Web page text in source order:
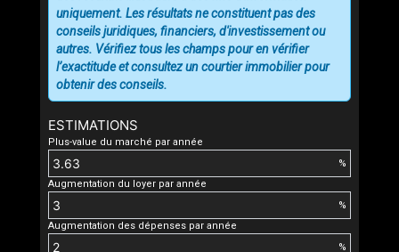
ESTIMATIONS
Plus-value du marché par année
%
Augmentation du loyer par année
%
Augmentation des dépenses par année
%
uniquement. Les résultats ne constituent pas des
conseils juridiques, financiers, d'investissement ou
autres. Vérifiez tous les champs pour en vérifier
l’exactitude et consultez un courtier immobilier pour
obtenir des conseils.